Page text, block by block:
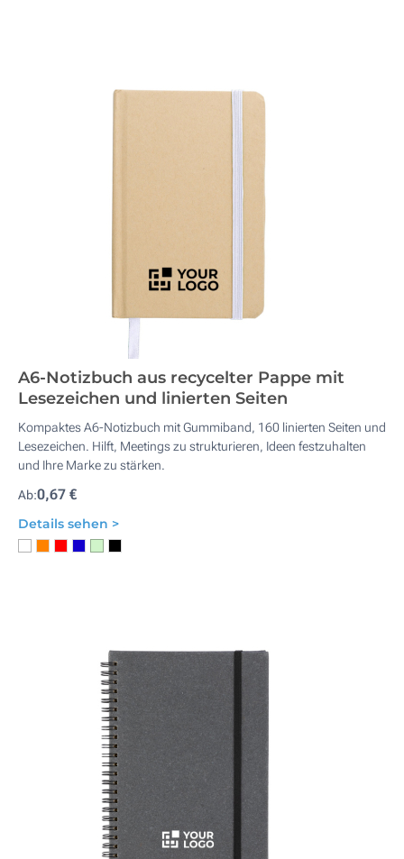
A6-Notizbuch aus recycelter Pappe mit
Lesezeichen und linierten Seiten
Kompaktes A6-Notizbuch mit Gummiband, 160 linierten Seiten und
Lesezeichen. Hilft, Meetings zu strukturieren, Ideen festzuhalten
und Ihre Marke zu stärken.
Ab:0,67 €
Details sehen >